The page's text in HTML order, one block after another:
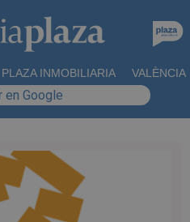
PLAZA INMOBILIARIA VALÈNCIA
en Google